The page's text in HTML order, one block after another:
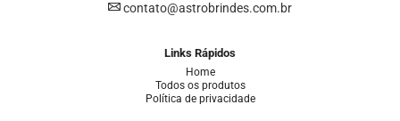
contato@astrobrindes.com.br
Links Rápidos
Home
Todos os produtos
Política de privacidade